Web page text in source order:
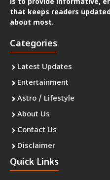
is to provide informative,
that keeps readers
about most.
Categories
Latest Updates
Entertainment
Astro / Lifestyle
About Us
Contact Us
Disclaimer
Quick Links